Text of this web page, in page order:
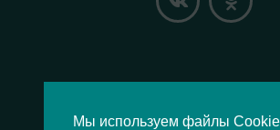
Мы используем файлы Cookie